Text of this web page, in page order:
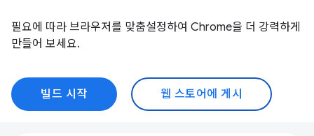
필요에 따라 브라우저를 맞춤설정하여 Chrome을 더 강력하게
만들어 보세요.
빌드 시작 웹 스토어에 게시